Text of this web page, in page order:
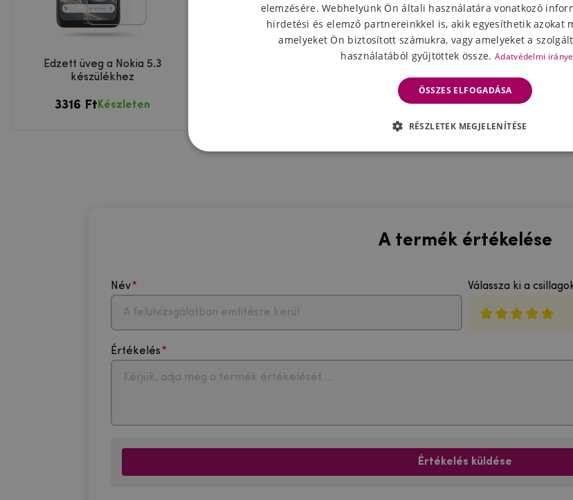
Edzett üveg a Nokia 5.3
készülékhez
3316 Ft Készleten
A termék értékelése
Név Válassza ki a
Értékelés
Értékelés küldése
elemzésére. Webhelyünk Ön általi használatára vonatkozó
hirdetési és elemző partnereinkkel is, akik egyesíthetik azokat
amelyeket Ön biztosított számukra, vagy amelyeket a
használatából gyűjtöttek össze. Adatvédelmi
ÖSSZES ELFOGADÁSA
RÉSZLETEK MEGJELENÍTÉSE